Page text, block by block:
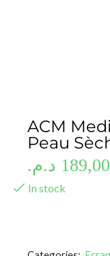
ACM
Peau
189,00 د.م.
In stock